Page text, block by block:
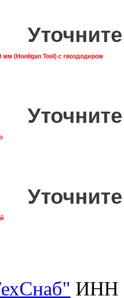
(Hooligan Tool) с гвоздодером
ИНН